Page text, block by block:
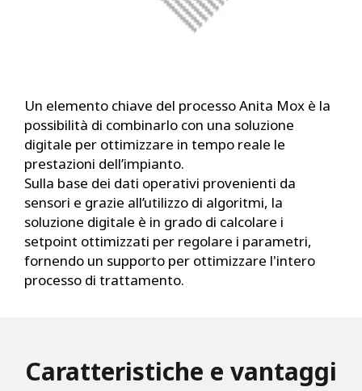
Un elemento chiave del processo Anita Mox è la
possibilità di combinarlo con una soluzione
digitale per ottimizzare in tempo reale le
prestazioni dell’impianto.
Sulla base dei dati operativi provenienti da
sensori e grazie all’utilizzo di algoritmi, la
soluzione digitale è in grado di calcolare i
setpoint ottimizzati per regolare i parametri,
fornendo un supporto per ottimizzare l'intero
processo di trattamento.
Caratteristiche e vantaggi